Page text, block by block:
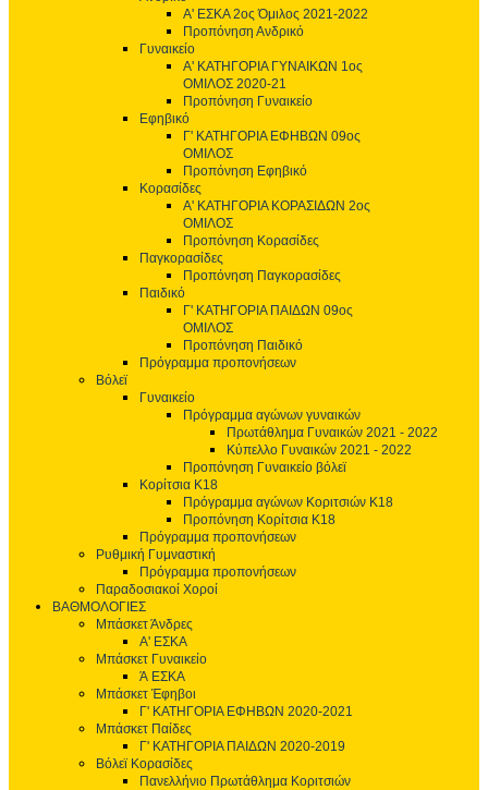
Α' ΕΣΚΑ 2ος Όμιλος 2021-2022
Προπόνηση Ανδρικό
Γυναικείο
Α' ΚΑΤΗΓΟΡΙΑ ΓΥΝΑΙΚΩΝ 1ος
ΟΜΙΛΟΣ 2020-21
Προπόνηση Γυναικείο
Εφηβικό
Γ' ΚΑΤΗΓΟΡΙΑ ΕΦΗΒΩΝ 09ος
ΟΜΙΛΟΣ
Προπόνηση Εφηβικό
Κορασίδες
Α' ΚΑΤΗΓΟΡΙΑ ΚΟΡΑΣΙΔΩΝ 2ος
ΟΜΙΛΟΣ
Προπόνηση Κορασίδες
Παγκορασίδες
Προπόνηση Παγκορασίδες
Παιδικό
Γ' ΚΑΤΗΓΟΡΙΑ ΠΑΙΔΩΝ 09ος
ΟΜΙΛΟΣ
Προπόνηση Παιδικό
Πρόγραμμα προπονήσεων
Βόλεϊ
Γυναικείο
Πρόγραμμα αγώνων γυναικών
Πρωτάθλημα Γυναικών 2021 - 2022
Κύπελλο Γυναικών 2021 - 2022
Προπόνηση Γυναικείο βόλεϊ
Κορίτσια Κ18
Πρόγραμμα αγώνων Κοριτσιών Κ18
Προπόνηση Κορίτσια Κ18
Πρόγραμμα προπονήσεων
Ρυθμική Γυμναστική
Πρόγραμμα προπονήσεων
Παραδοσιακοί Χοροί
ΒΑΘΜΟΛΟΓΙΕΣ
Μπάσκετ Άνδρες
Α' ΕΣΚΑ
Μπάσκετ Γυναικείο
Ά ΕΣΚΑ
Μπάσκετ Έφηβοι
Γ' ΚΑΤΗΓΟΡΙΑ ΕΦΗΒΩΝ 2020-2021
Μπάσκετ Παίδες
Γ' ΚΑΤΗΓΟΡΙΑ ΠΑΙΔΩΝ 2020-2019
Βόλεϊ Κορασίδες
Πανελλήνιο Πρωτάθλημα Κοριτσιών